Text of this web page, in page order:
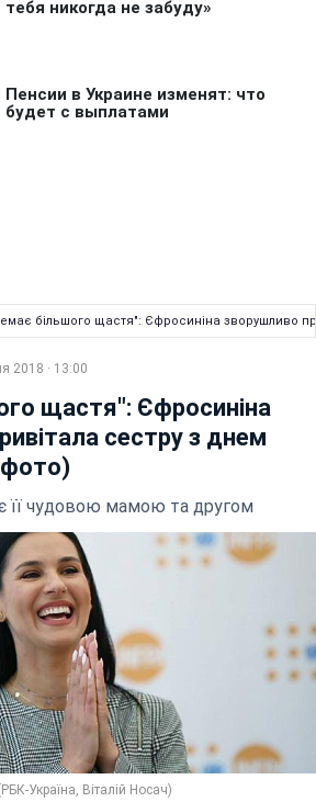
більшого щастя": Єфросиніна зворушливо
2018 · 13:00
щастя": Єфросиніна
сестру з днем
її чудовою мамою та другом
Україна, Віталій Носач)